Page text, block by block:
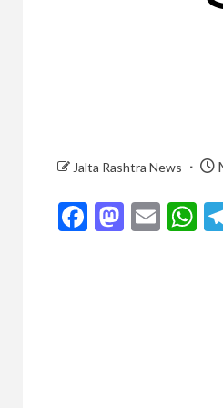
Jalta Rashtra News
Facebook